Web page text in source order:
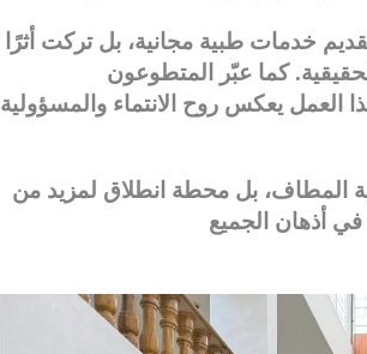
خدمات طبية مجانية، بل تركت أثرًا
كما عبّر المتطوعون
يعكس روح الانتماء والمسؤولية
المطاف، بل محطة انطلاق لمزيد من